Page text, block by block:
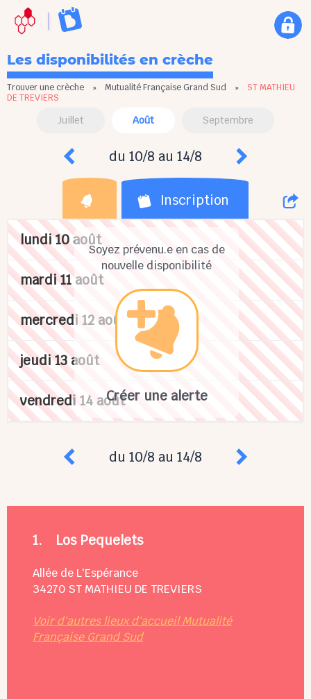
Les disponibilités en crèche
Trouver une crèche » Mutualité Française Grand Sud » ST MATHIEU
DE TREVIERS
Juillet Août Septembre
du 10/8 au 14/8
Inscription
Soyez prévenu.e en cas de
nouvelle disponibilité
Créer une alerte
lundi 10 août
mardi 11 août
mercredi 12 août
jeudi 13 août
vendredi 14 août
du 10/8 au 14/8
1. Los Pequelets
Allée de L'Espérance
34270 ST MATHIEU DE TREVIERS
Voir d'autres lieux d'accueil Mutualité
Française Grand Sud